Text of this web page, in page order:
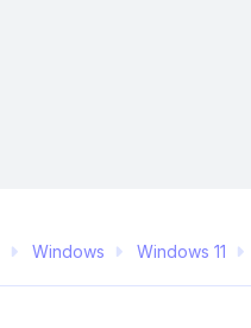
Windows Windows 11